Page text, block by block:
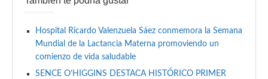
Hospital Ricardo Valenzuela Sáez conmemora la Semana
Mundial de la Lactancia Materna promoviendo un
comienzo de vida saludable
SENCE O’HIGGINS DESTACA HISTÓRICO PRIMER